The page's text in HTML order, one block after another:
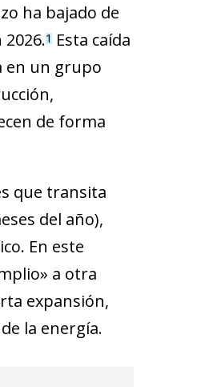
ha bajado de
1Esta caída
en un grupo
de forma
que transita
del año),
En este
a otra
expansión,
la energía.